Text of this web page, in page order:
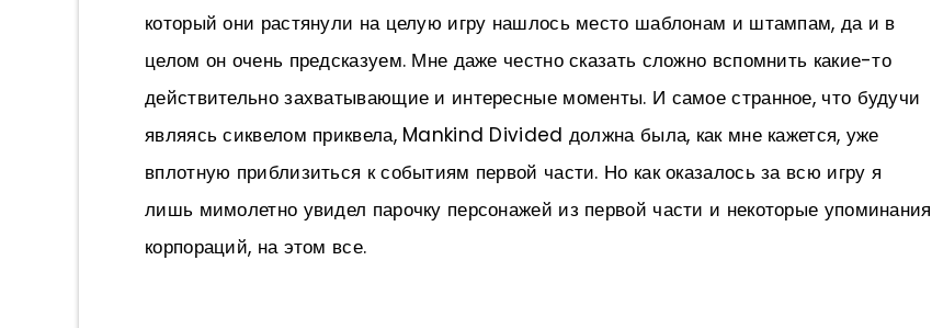
который они растянули на целую игру нашлось место шаблонам и штампам, да и в
целом он очень предсказуем. Мне даже честно сказать сложно вспомнить какие-то
действительно захватывающие и интересные моменты. И самое странное, что будучи
являясь сиквелом приквела, Mankind Divided должна была, как мне кажется, уже
вплотную приблизиться к событиям первой части. Но как оказалось за всю игру я
лишь мимолетно увидел парочку персонажей из первой части и некоторые упоминания
корпораций, на этом все.